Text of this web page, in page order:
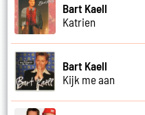
Bart Kaell
Katrien
Bart Kaell
Kijk me aan